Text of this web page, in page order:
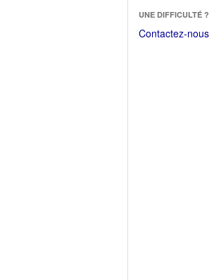
fenêtre)
une
nouvelle
UNE DIFFICULTÉ ?
Contactez-nous